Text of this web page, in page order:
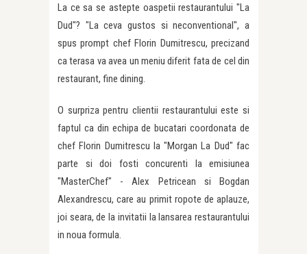
La ce sa se astepte oaspetii restaurantului "La
Dud"? "La ceva gustos si neconventional", a
spus prompt chef Florin Dumitrescu, precizand
ca terasa va avea un meniu diferit fata de cel din
restaurant, fine dining.
O surpriza pentru clientii restaurantului este si
faptul ca din echipa de bucatari coordonata de
chef Florin Dumitrescu la "Morgan La Dud" fac
parte si doi fosti concurenti la emisiunea
"MasterChef" - Alex Petricean si Bogdan
Alexandrescu, care au primit ropote de aplauze,
joi seara, de la invitatii la lansarea restaurantului
in noua formula.